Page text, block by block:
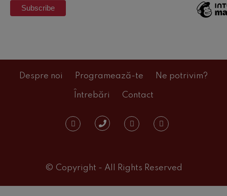
Despre noi Programează-te Ne potrivim?
Întrebări Contact
© Copyright - All Rights Reserved